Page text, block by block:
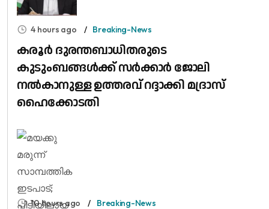
4 hours ago Breaking-News
കരൂർ ദുരന്തബാധിതരുടെ
കുടുംബങ്ങൾക്ക് സർക്കാർ ജോലി
നൽകാനുള്ള ഉത്തരവ് റദ്ദാക്കി മദ്രാസ്
ഹൈക്കോടതി
10 hours ago Breaking-News